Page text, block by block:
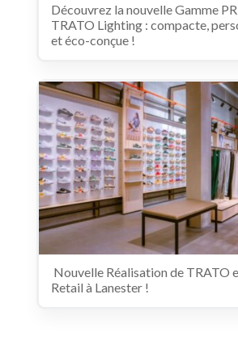
Découvrez la nouvelle Gamme
TRATO Lighting : compacte,
et éco-conçue !
Nouvelle Réalisation de TRATO
Retail à Lanester ! ️